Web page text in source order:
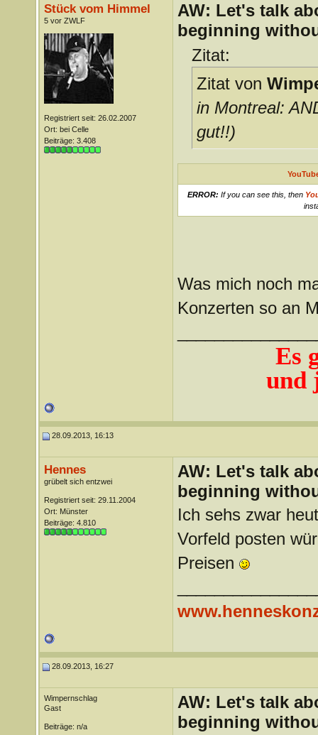
Stück vom Himmel
5 vor ZWLF
Registriert seit: 26.02.2007
Ort: bei Celle
Beiträge: 3.408
AW: Let's talk
beginning
Zitat:
Zitat von
in Montreal:
gut!!)
ERROR: If you can see this, then
Was mich noch
Konzerten so an
Es
und
28.09.2013, 16:13
Hennes
grübelt sich entzwei
Registriert seit: 29.11.2004
Ort: Münster
Beiträge: 4.810
AW: Let's talk
beginning
Ich sehs zwar
Vorfeld posten
Preisen
28.09.2013, 16:27
Wimpernschlag
Gast
Beiträge: n/a
AW: Let's talk
beginning